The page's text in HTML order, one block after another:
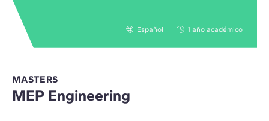
Español 1 año académico
MASTERS
MEP Engineering